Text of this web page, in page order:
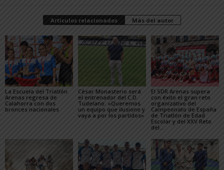
Artículos relacionados Más del autor
La Escuela del Triatlón
Arenas regresa de
Calahorra con dos
bronces nacionales
César Monasterio será
el entrenador del C.D.
Tudelano: «Queremos
un equipo que ilusione y
vaya a por los partidos»
El SDR Arenas supera
con éxito el gran reto
organizativo del
Campeonato de España
de Triatlón de Edad
Escolar y del XXV Reto
del...